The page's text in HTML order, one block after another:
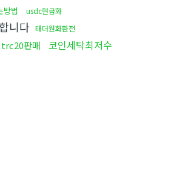
방법
usdc현금화
니다 태더원화환전
trc20판매
코인세탁최저수